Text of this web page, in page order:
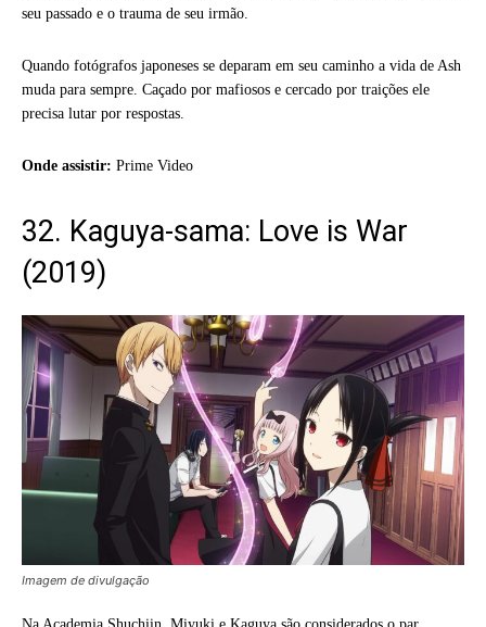
seu passado e o trauma de seu irmão.
Quando fotógrafos japoneses se deparam em seu caminho a vida de Ash
muda para sempre. Caçado por mafiosos e cercado por traições ele
precisa lutar por respostas.
Onde assistir: Prime Video
32. Kaguya-sama: Love is War
(2019)
Imagem de divulgação